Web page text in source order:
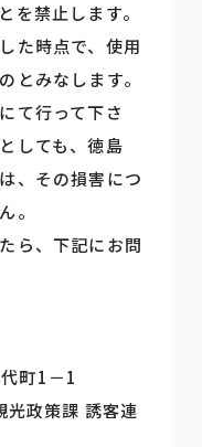
を禁止します。
た時点で、使用
とみなします。
て行って下さ
しても、徳島
、その損害につ
。
ら、下記にお問
町1－1
光政策課 誘客連